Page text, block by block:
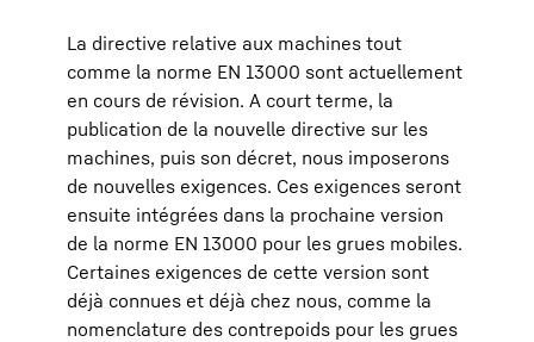
La directive relative aux machines tout
comme la norme EN 13000 sont actuellement
en cours de révision. A court terme, la
publication de la nouvelle directive sur les
machines, puis son décret, nous imposerons
de nouvelles exigences. Ces exigences seront
ensuite intégrées dans la prochaine version
de la norme EN 13000 pour les grues mobiles.
Certaines exigences de cette version sont
déjà connues et déjà chez nous, comme la
nomenclature des contrepoids pour les grues